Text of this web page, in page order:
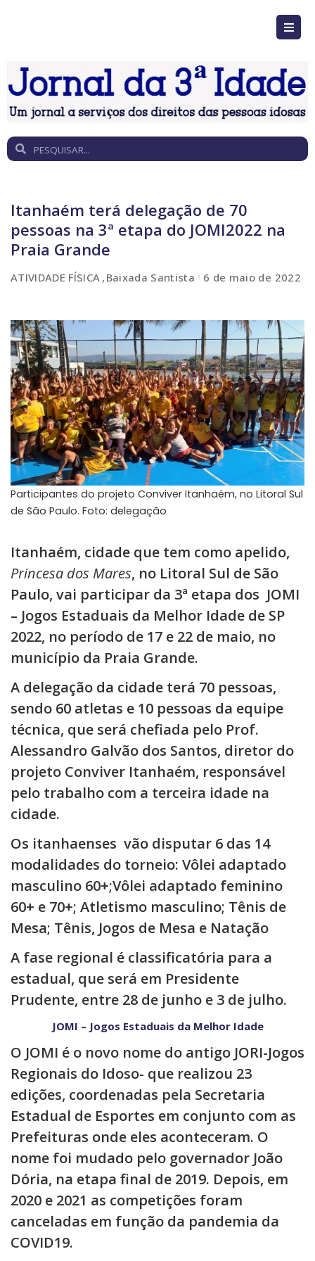
Itanhaém terá delegação de 70
pessoas na 3ª etapa do JOMI2022 na
Praia Grande
ATIVIDADE FÍSICA Baixada Santista 6 de maio de 2022
Participantes do projeto Conviver Itanhaém, no Litoral Sul
de São Paulo. Foto: delegação
Itanhaém, cidade que tem como apelido,
Princesa dos Mares, no Litoral Sul de São
Paulo, vai participar da 3ª etapa dos JOMI
– Jogos Estaduais da Melhor Idade de SP
2022, no período de 17 e 22 de maio, no
município da Praia Grande.
A delegação da cidade terá 70 pessoas,
sendo 60 atletas e 10 pessoas da equipe
técnica, que será chefiada pelo Prof.
Alessandro Galvão dos Santos, diretor do
projeto Conviver Itanhaém, responsável
pelo trabalho com a terceira idade na
cidade.
Os itanhaenses vão disputar 6 das 14
modalidades do torneio: Vôlei adaptado
masculino 60+;Vôlei adaptado feminino
60+ e 70+; Atletismo masculino; Tênis de
Mesa; Tênis, Jogos de Mesa e Natação
A fase regional é classificatória para a
estadual, que será em Presidente
Prudente, entre 28 de junho e 3 de julho.
JOMI – Jogos Estaduais da Melhor Idade
O JOMI é o novo nome do antigo JORI-Jogos
Regionais do Idoso- que realizou 23
edições, coordenadas pela Secretaria
Estadual de Esportes em conjunto com as
Prefeituras onde eles aconteceram. O
nome foi mudado pelo governador João
Dória, na etapa final de 2019. Depois, em
2020 e 2021 as competições foram
canceladas em função da pandemia da
COVID19.